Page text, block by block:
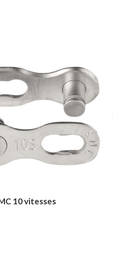
10 vitesses